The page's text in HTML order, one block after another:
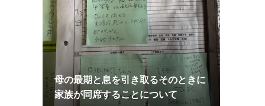
母の最期と息を引き取るそのときに
家族が同席することについて